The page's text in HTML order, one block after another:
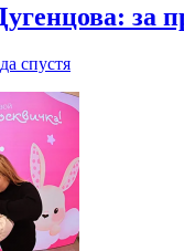
за
спустя